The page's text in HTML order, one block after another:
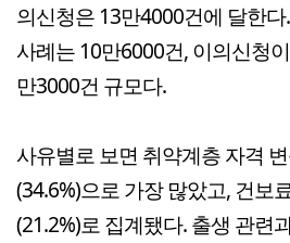
의신청은 13만4000건에 달한
사례는 10만6000건, 이의신청
만3000건 규모다.
사유별로 보면 취약계층 자격
(34.6%)으로 가장 많았고, 건보
(21.2%)로 집계됐다. 출생 관련